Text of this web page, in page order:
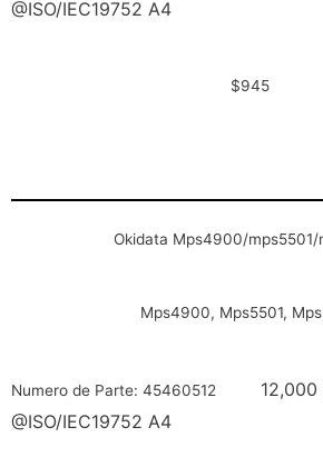
@ISO/IEC19752 A4
$945
Okidata Mps4900/mps5501/
Mps4900, Mps5501,
Numero de Parte: 45460512
@ISO/IEC19752 A4